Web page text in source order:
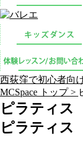
西荻窪で初心者向
MCSpace トップ >
ピラティス
ピラティス